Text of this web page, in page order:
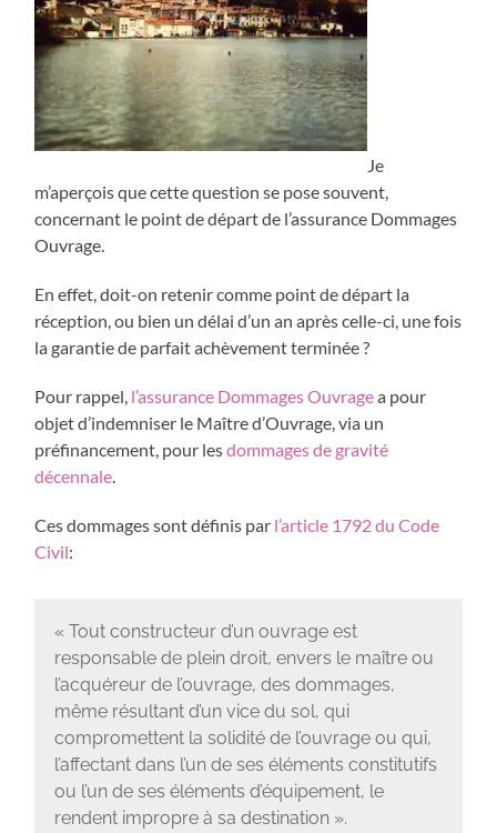
Je
m’aperçois que cette question se pose souvent,
concernant le point de départ de l’assurance Dommages
Ouvrage.
En effet, doit-on retenir comme point de départ la
réception, ou bien un délai d’un an après celle-ci, une fois
la garantie de parfait achèvement terminée ?
Pour rappel, l’assurance Dommages Ouvragea pour
objet d’indemniser le Maître d’Ouvrage, via un
préfinancement, pour lesdommages de gravité
décennale.
Ces dommages sont définis par l’article 1792 du Code
Civil:
« Tout constructeur d’un ouvrage est
responsable de plein droit, envers le maître ou
l’acquéreur de l’ouvrage, des dommages,
même résultant d’un vice du sol, qui
compromettent la solidité de l’ouvrage ou qui,
l’affectant dans l’un de ses éléments constitutifs
ou l’un de ses éléments d’équipement, le
rendent impropre à sa destination ».